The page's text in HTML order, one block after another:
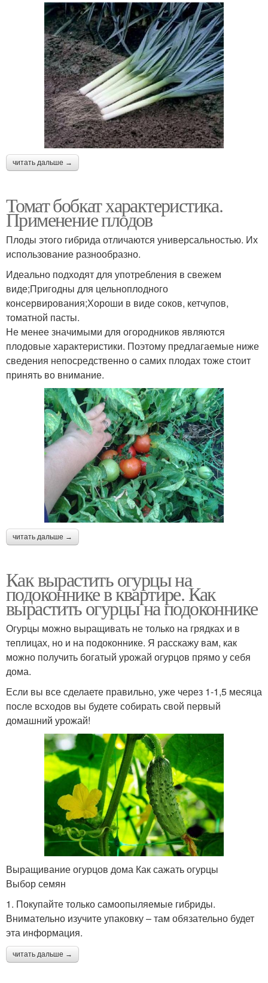
читать дальше →
Томат бобкат характеристика.
Применение плодов
Плоды этого гибрида отличаются универсальностью. Их
использование разнообразно.
Идеально подходят для употребления в свежем
виде;Пригодны для цельноплодного
консервирования;Хороши в виде соков, кетчупов,
томатной пасты.
Не менее значимыми для огородников являются
плодовые характеристики. Поэтому предлагаемые ниже
сведения непосредственно о самих плодах тоже стоит
принять во внимание.
читать дальше →
Как вырастить огурцы на
подоконнике в квартире. Как
вырастить огурцы на подоконнике
Огурцы можно выращивать не только на грядках и в
теплицах, но и на подоконнике. Я расскажу вам, как
можно получить богатый урожай огурцов прямо у себя
дома.
Если вы все сделаете правильно, уже через 1-1,5 месяца
после всходов вы будете собирать свой первый
домашний урожай!
Выращивание огурцов дома Как сажать огурцы
Выбор семян
1. Покупайте только самоопыляемые гибриды.
Внимательно изучите упаковку – там обязательно будет
эта информация.
читать дальше →